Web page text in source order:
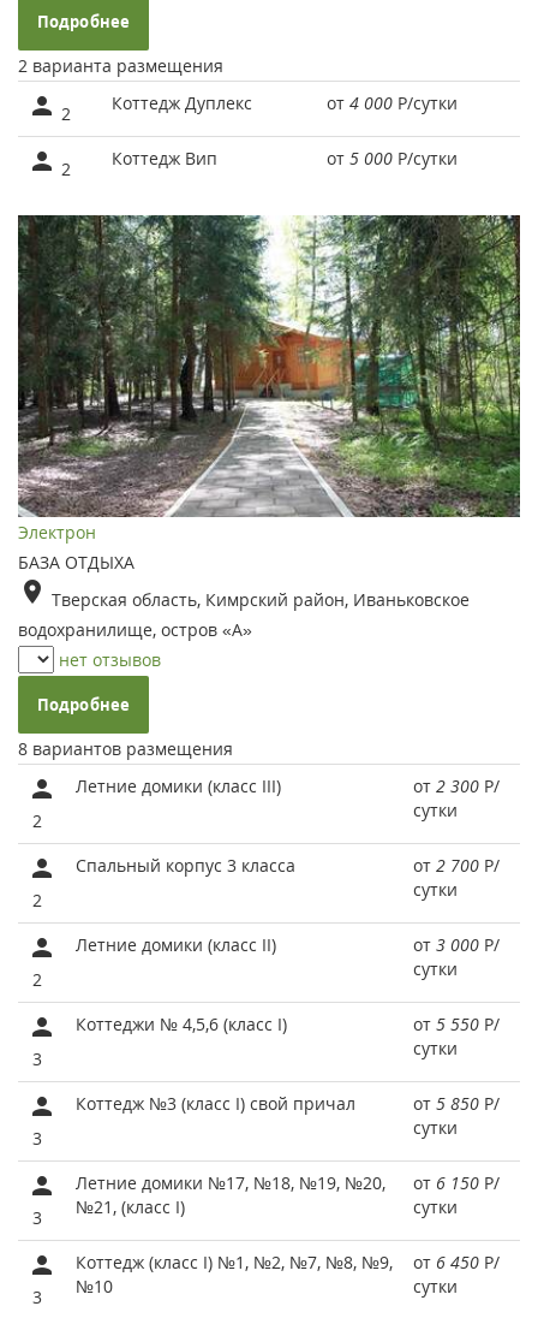
Подробнее
2 варианта размещения
2 Коттедж Дуплекс от 4 000 Р/сутки
2 Коттедж Вип от 5 000 Р/сутки
Электрон
БАЗА ОТДЫХА
Тверская область, Кимрский район, Иваньковское
водохранилище, остров «А»
нет отзывов
Подробнее
8 вариантов размещения
2
Летние домики (класс III) от 2 300 Р/
сутки
2
Спальный корпус 3 класса от 2 700 Р/
сутки
2
Летние домики (класс II) от 3 000 Р/
сутки
3
Коттеджи № 4,5,6 (класс I) от 5 550 Р/
сутки
3
Коттедж №3 (класс I) свой причал от 5 850 Р/
сутки
3
Летние домики №17, №18, №19, №20,
№21, (класс I)
от 6 150 Р/
сутки
3
Коттедж (класс I) №1, №2, №7, №8, №9,
№10
от 6 450 Р/
сутки